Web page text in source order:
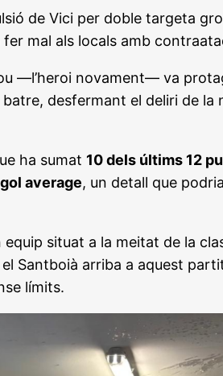
de Vici per doble targeta
mal als locals amb
—l’heroi novament— va
desfermant el deliri de
ha sumat 10 dels últims 12
gol average, un detall que
situat a la meitat de la
Santboià arriba a aquest
límits.